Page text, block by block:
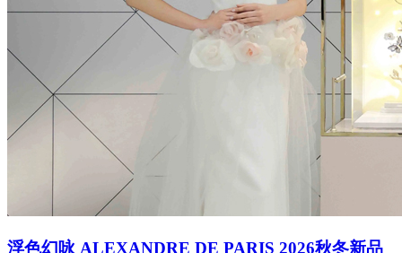
浮色幻咏 ALEXANDRE DE PARIS 2026秋冬新品